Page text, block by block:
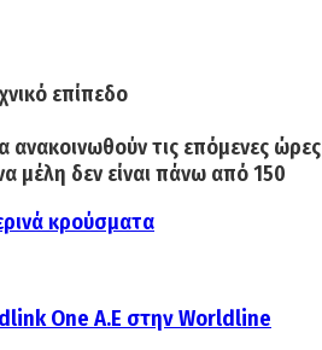
επίπεδο
τις επόμενες ώρες
μέλη δεν είναι πάνω από 150
κρούσματα
One A.E στην Worldline